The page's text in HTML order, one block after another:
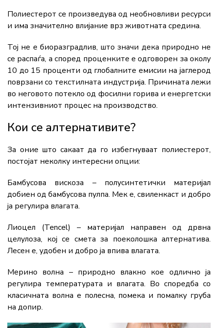
Полиестерот се произведува од необновливи ресурси
и има значително влијание врз животната средина.
Тој не е биоразградлив, што значи дека природно не
се распаѓа, а според проценките е одговорен за околу
10 до 15 проценти од глобалните емисии на јаглерод
поврзани со текстилната индустрија. Причината лежи
во неговото потекло од фосилни горива и енергетски
интензивниот процес на производство.
Кои се алтернативите?
За оние што сакаат да го избегнуваат полиестерот,
постојат неколку интересни опции:
Бамбусова вискоза – полусинтетички материјал
добиен од бамбусова пулпа. Мек е, свиленкаст и добро
ја регулира влагата.
Лиоцел (Tencel) – материјал направен од дрвна
целулоза, кој се смета за поеколошка алтернатива.
Лесен е, удобен и добро ја впива влагата.
Мерино волна – природно влакно кое одлично ја
регулира температурата и влагата. Во споредба со
класичната волна е полесна, помека и помалку груба
на допир.